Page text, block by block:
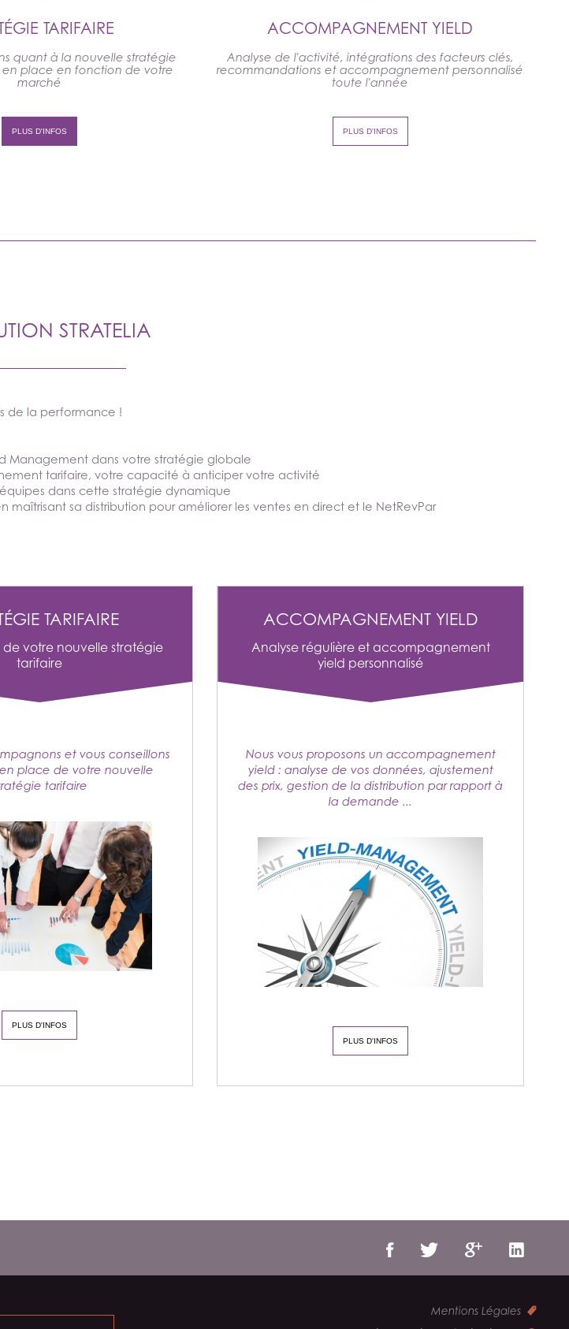
TARIFAIRE
quant à la nouvelle stratégie
place en fonction de votre
marché
PLUS D'INFOS
ACCOMPAGNEMENT YIELD
Analyse de l'activité, intégrations des facteurs clés,
recommandations et accompagnement personnalisé
toute l'année
PLUS D'INFOS
STRATELIA
de la performance !
Management dans votre stratégie globale
tarifaire, votre capacité à anticiper votre activité
équipes dans cette stratégie dynamique
sa distribution pour améliorer les ventes en direct et le NetRevPar
TARIFAIRE
votre nouvelle stratégie
tarifaire
et vous conseillons
place de votre nouvelle
tarifaire
PLUS D'INFOS
ACCOMPAGNEMENT YIELD
Analyse régulière et accompagnement
yield personnalisé
Nous vous proposons un accompagnement
yield : analyse de vos données, ajustement
des prix, gestion de la distribution par rapport à
la demande ...
PLUS D'INFOS
Mentions Légales